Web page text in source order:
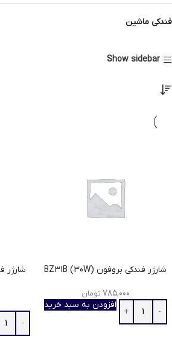
فندکی ماشین
Show sidebar
شارژر فندکی بروفون BZ31B (30W)
۷۸۵,۰۰۰ تومان
افزودن به سبد خرید